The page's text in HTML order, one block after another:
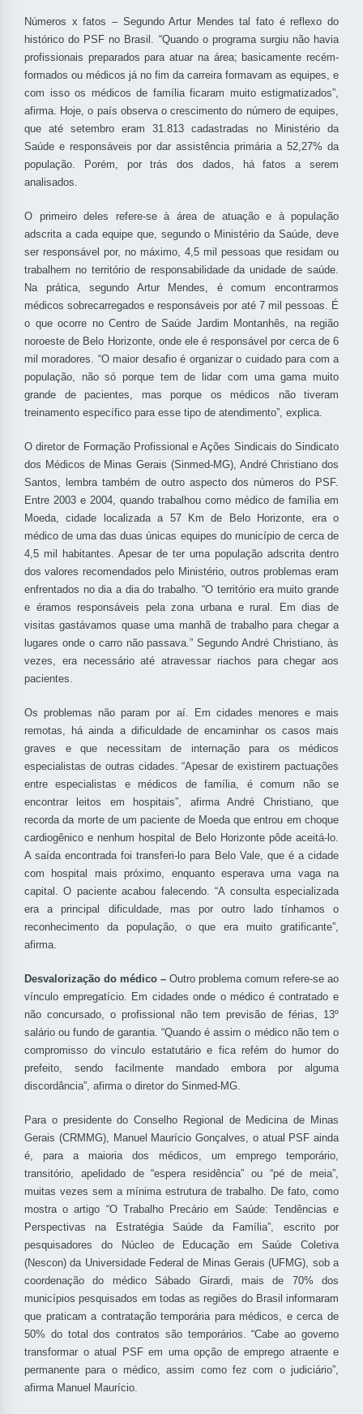
Números x fatos – Segundo Artur Mendes tal fato é reflexo do
histórico do PSF no Brasil. “Quando o programa surgiu não havia
profissionais preparados para atuar na área; basicamente recém-
formados ou médicos já no fim da carreira formavam as equipes, e
com isso os médicos de família ficaram muito estigmatizados”,
afirma. Hoje, o país observa o crescimento do número de equipes,
que até setembro eram 31.813 cadastradas no Ministério da
Saúde e responsáveis por dar assistência primária a 52,27% da
população. Porém, por trás dos dados, há fatos a serem
analisados.
O primeiro deles refere-se à área de atuação e à população
adscrita a cada equipe que, segundo o Ministério da Saúde, deve
ser responsável por, no máximo, 4,5 mil pessoas que residam ou
trabalhem no território de responsabilidade da unidade de saúde.
Na prática, segundo Artur Mendes, é comum encontrarmos
médicos sobrecarregados e responsáveis por até 7 mil pessoas. É
o que ocorre no Centro de Saúde Jardim Montanhês, na região
noroeste de Belo Horizonte, onde ele é responsável por cerca de 6
mil moradores. “O maior desafio é organizar o cuidado para com a
população, não só porque tem de lidar com uma gama muito
grande de pacientes, mas porque os médicos não tiveram
treinamento específico para esse tipo de atendimento”, explica.
O diretor de Formação Profissional e Ações Sindicais do Sindicato
dos Médicos de Minas Gerais (Sinmed-MG), André Christiano dos
Santos, lembra também de outro aspecto dos números do PSF.
Entre 2003 e 2004, quando trabalhou como médico de família em
Moeda, cidade localizada a 57 Km de Belo Horizonte, era o
médico de uma das duas únicas equipes do município de cerca de
4,5 mil habitantes. Apesar de ter uma população adscrita dentro
dos valores recomendados pelo Ministério, outros problemas eram
enfrentados no dia a dia do trabalho. “O território era muito grande
e éramos responsáveis pela zona urbana e rural. Em dias de
visitas gastávamos quase uma manhã de trabalho para chegar a
lugares onde o carro não passava.” Segundo André Christiano, às
vezes, era necessário até atravessar riachos para chegar aos
pacientes.
Os problemas não param por aí. Em cidades menores e mais
remotas, há ainda a dificuldade de encaminhar os casos mais
graves e que necessitam de internação para os médicos
especialistas de outras cidades. “Apesar de existirem pactuações
entre especialistas e médicos de família, é comum não se
encontrar leitos em hospitais”, afirma André Christiano, que
recorda da morte de um paciente de Moeda que entrou em choque
cardiogênico e nenhum hospital de Belo Horizonte pôde aceitá-lo.
A saída encontrada foi transferi-lo para Belo Vale, que é a cidade
com hospital mais próximo, enquanto esperava uma vaga na
capital. O paciente acabou falecendo. “A consulta especializada
era a principal dificuldade, mas por outro lado tínhamos o
reconhecimento da população, o que era muito gratificante”,
afirma.
Desvalorização do médico – Outro problema comum refere-se ao
vínculo empregatício. Em cidades onde o médico é contratado e
não concursado, o profissional não tem previsão de férias, 13º
salário ou fundo de garantia. “Quando é assim o médico não tem o
compromisso do vínculo estatutário e fica refém do humor do
prefeito, sendo facilmente mandado embora por alguma
discordância”, afirma o diretor do Sinmed-MG.
Para o presidente do Conselho Regional de Medicina de Minas
Gerais (CRMMG), Manuel Maurício Gonçalves, o atual PSF ainda
é, para a maioria dos médicos, um emprego temporário,
transitório, apelidado de “espera residência” ou “pé de meia”,
muitas vezes sem a mínima estrutura de trabalho. De fato, como
mostra o artigo “O Trabalho Precário em Saúde: Tendências e
Perspectivas na Estratégia Saúde da Família”, escrito por
pesquisadores do Núcleo de Educação em Saúde Coletiva
(Nescon) da Universidade Federal de Minas Gerais (UFMG), sob a
coordenação do médico Sábado Girardi, mais de 70% dos
municípios pesquisados em todas as regiões do Brasil informaram
que praticam a contratação temporária para médicos, e cerca de
50% do total dos contratos são temporários. “Cabe ao governo
transformar o atual PSF em uma opção de emprego atraente e
permanente para o médico, assim como fez com o judiciário”,
afirma Manuel Maurício.